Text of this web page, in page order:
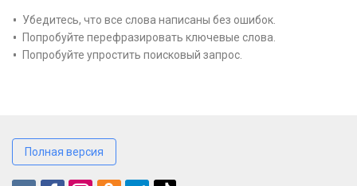
Убедитесь, что все слова написаны без ошибок.
Попробуйте перефразировать ключевые слова.
Попробуйте упростить поисковый запрос.
Полная версия